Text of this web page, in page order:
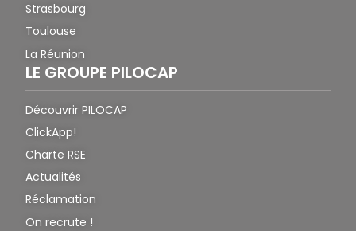
Strasbourg
Toulouse
La Réunion
LE GROUPE PILOCAP
Découvrir PILOCAP
ClickApp!
Charte RSE
Actualités
Réclamation
On recrute !